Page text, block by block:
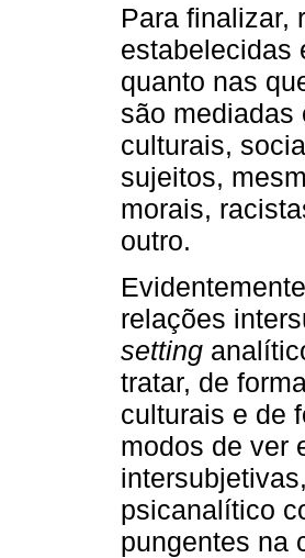
Para finalizar,
estabelecidas
quanto nas
são mediadas
culturais,
sujeitos,
morais,
outro.
relações
setting
tratar, de
culturais e de
modos de ver
psicanalítico
pungentes na